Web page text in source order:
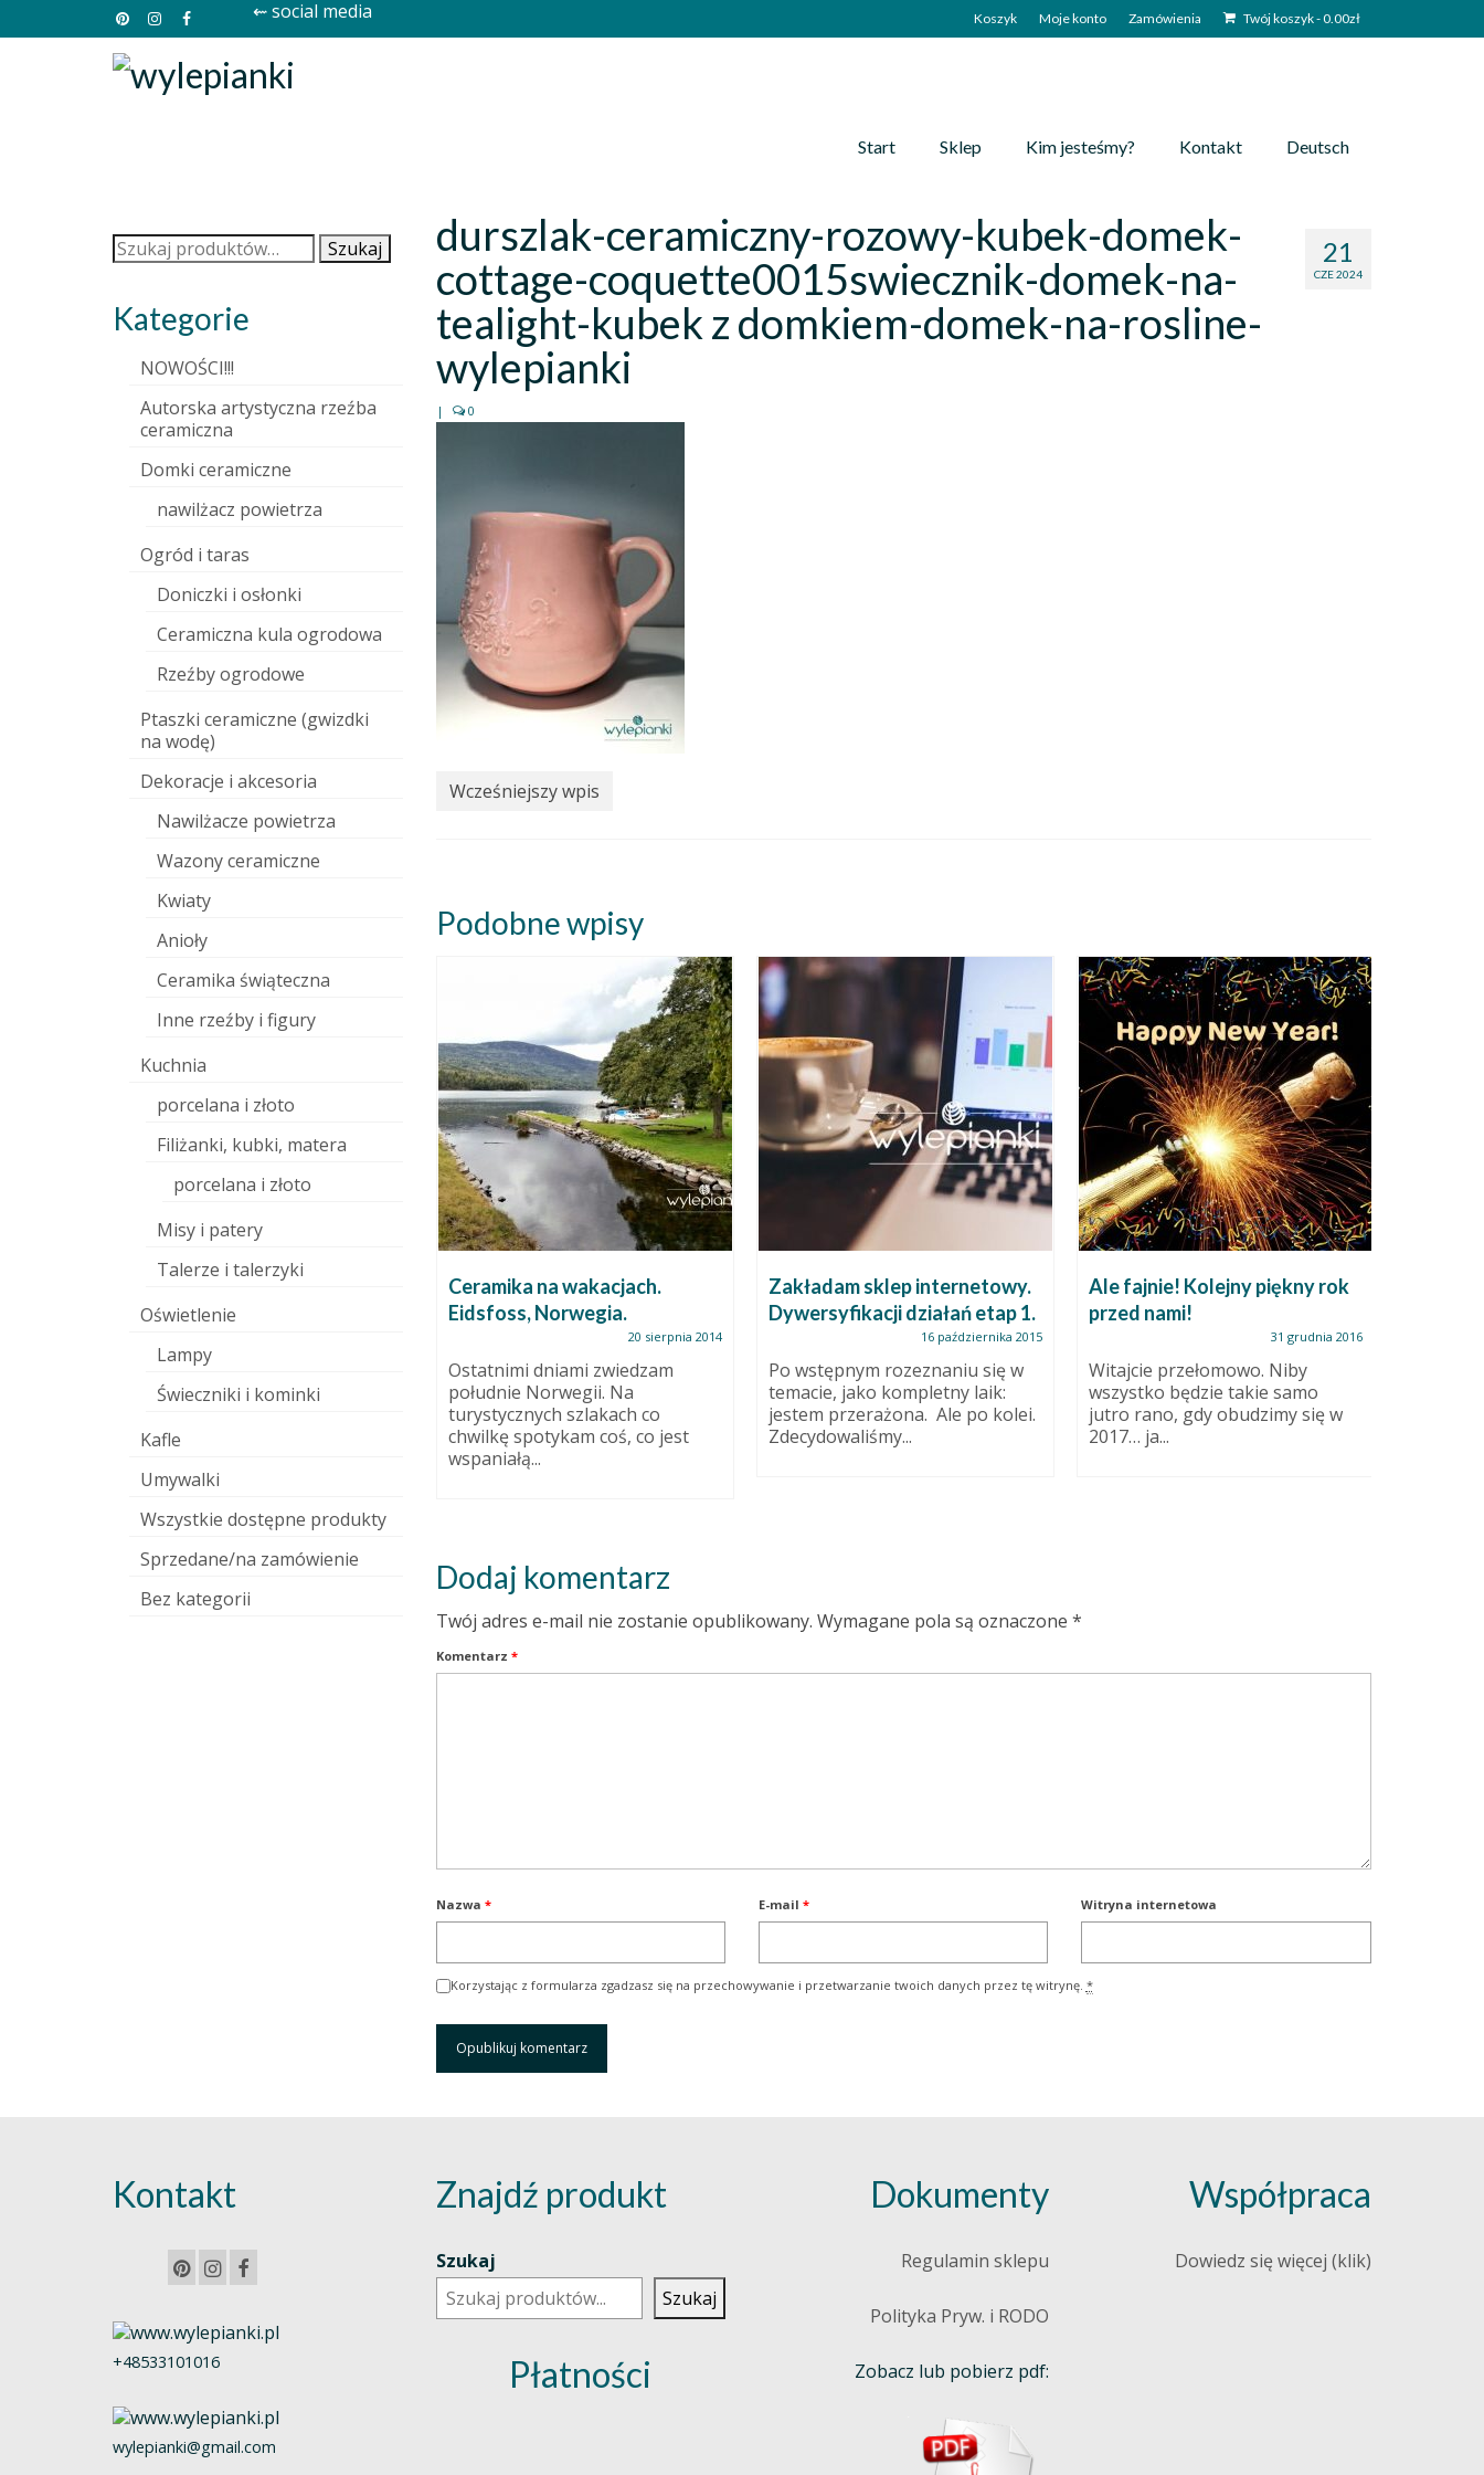
Koszyk Moje konto Zamówienia Twój koszyk-0.00zł
⇜ social media
Start Sklep Kim jesteśmy? Kontakt Deutsch
21
CZE 2024
durszlak-ceramiczny-rozowy-kubek-domek-
cottage-coquette0015swiecznik-domek-na-
tealight-kubek z domkiem-domek-na-rosline-
wylepianki
| 0
Wcześniejszy wpis
Podobne wpisy
(D)efekty wypału
plenerowego
Plusy ujemne: szkliwo wyliniało,
tam gdzie zostały jego resztki
wszystko jest...
Ceramika na wakacjach.
Eidsfoss, Norwegia.
20 sierpnia 2014
Ostatnimi dniami zwiedzam
południe Norwegii. Na
turystycznych szlakach co
chwilkę spotykam coś, co jest
wspaniałą...
Zakładam sklep internetowy.
Dywersyfikacji działań etap 1.
16 października 2015
Po wstępnym rozeznaniu się w
temacie, jako kompletny laik:
jestem przerażona. Ale po kolei.
Zdecydowaliśmy...
Ale fajnie! Kolejny piękny rok
przed nami!
31 grudnia 2016
Witajcie przełomowo. Niby
wszystko będzie takie samo
jutro rano, gdy obudzimy się w
2017… ja...
Dodaj komentarz
Twój adres e-mail nie zostanie opublikowany. Wymagane pola są oznaczone *
Komentarz *
Nazwa * E-mail * Witryna internetowa
Korzystając z formularza zgadzasz się na przechowywanie i przetwarzanie twoich danych przez tę witrynę. *
Szukaj: Szukaj
Kategorie
NOWOŚCI!!!
Autorska artystyczna rzeźba
ceramiczna
Domki ceramiczne
nawilżacz powietrza
Ogród i taras
Doniczki i osłonki
Ceramiczna kula ogrodowa
Rzeźby ogrodowe
Ptaszki ceramiczne (gwizdki
na wodę)
Dekoracje i akcesoria
Nawilżacze powietrza
Wazony ceramiczne
Kwiaty
Anioły
Ceramika świąteczna
Inne rzeźby i figury
Kuchnia
porcelana i złoto
Filiżanki, kubki, matera
porcelana i złoto
Misy i patery
Talerze i talerzyki
Oświetlenie
Lampy
Świeczniki i kominki
Kafle
Umywalki
Wszystkie dostępne produkty
Sprzedane/na zamówienie
Bez kategorii
Kontakt
+48533101016
wylepianki@gmail.com
Znajdź produkt
Szukaj
Szukaj
Płatności
Dokumenty
Regulamin sklepu
Polityka Pryw. i RODO
Zobacz lub pobierz pdf:
Współpraca
Dowiedz się więcej (klik)